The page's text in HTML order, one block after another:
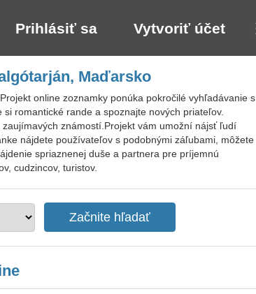
Prihlásiť sa Vytvoriť účet
Maďarsko
online zoznamky ponúka pokročilé vyhľadávanie s
romantické rande a spoznajte nových priateľov.
známostí.Projekt vám umožní nájsť ľudí
nájdete používateľov s podobnými záľubami, môžete
spriaznenej duše a partnera pre príjemnú
cudzincov, turistov.